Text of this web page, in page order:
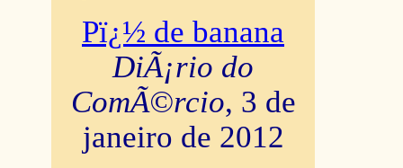
Pï¿½ de banana
DiÃ¡rio do
ComÃ©rcio, 3 de
janeiro de 2012